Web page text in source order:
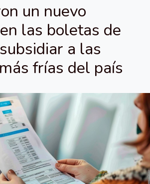
un nuevo
las boletas de
a las
frías del país